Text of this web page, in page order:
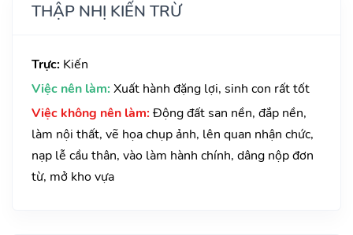
THẬP NHỊ KIẾN TRỪ
Trực: Kiến
Việc nên làm: Xuất hành đặng lợi, sinh con rất tốt
Việc không nên làm: Động đất san nền, đắp nền,
làm nội thất, vẽ họa chụp ảnh, lên quan nhận chức,
nạp lễ cầu thân, vào làm hành chính, dâng nộp đơn
từ, mở kho vựa